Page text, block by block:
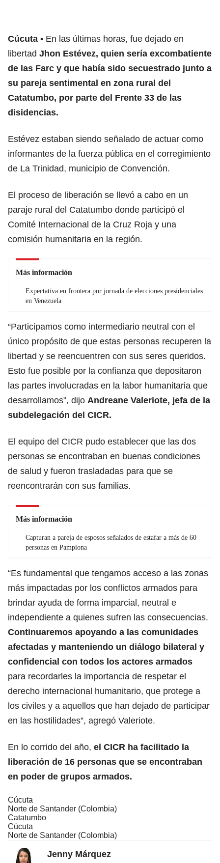
Cúcuta
En las últimas horas, fue dejado en
libertad Jhon Estévez, quien sería excombatiente
de las Farc y que había sido secuestrado junto a
su pareja sentimental en zona rural del
Catatumbo, por parte del Frente 33 de las
disidencias.
Estévez estaban siendo señalado de actuar como
informantes de la fuerza pública en el corregimiento
de La Trinidad, municipio de Convención.
El proceso de liberación se llevó a cabo en un
paraje rural del Catatumbo donde participó el
Comité Internacional de la Cruz Roja y una
comisión humanitaria en la región.
Más información
Expectativa en frontera por jornada de elecciones presidenciales
en Venezuela
“Participamos como intermediario neutral con el
único propósito de que estas personas recuperen la
libertad y se reencuentren con sus seres queridos.
Esto fue posible por la confianza que depositaron
las partes involucradas en la labor humanitaria que
desarrollamos”, dijo Andreane Valeriote, jefa de la
subdelegación del CICR.
El equipo del CICR pudo establecer que las dos
personas se encontraban en buenas condiciones
de salud y fueron trasladadas para que se
reencontrarán con sus familias.
Más información
Capturan a pareja de esposos señalados de estafar a más de 60
personas en Pamplona
“Es fundamental que tengamos acceso a las zonas
más impactadas por los conflictos armados para
brindar ayuda de forma imparcial, neutral e
independiente a quienes sufren las consecuencias.
Continuaremos apoyando a las comunidades
afectadas y manteniendo un diálogo bilateral y
confidencial con todos los actores armados
para recordarles la importancia de respetar el
derecho internacional humanitario, que protege a
los civiles y a aquellos que han dejado de participar
en las hostilidades”, agregó Valeriote.
En lo corrido del año, el CICR ha facilitado la
liberación de 16 personas que se encontraban
en poder de grupos armados.
Cúcuta
Norte de Santander (Colombia)
Catatumbo
Cúcuta
Norte de Santander (Colombia)
Jenny Márquez